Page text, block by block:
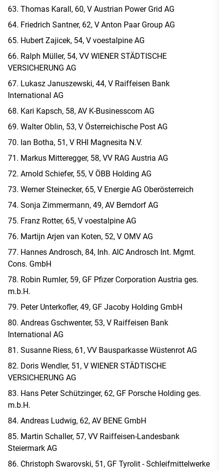
Thomas Karall, 60, V Austrian Power Grid AG
Friedrich Santner, 62, V Anton Paar Group AG
Hubert Zajicek, 54, V voestalpine AG
Ralph Müller, 54, VV WIENER STÄDTISCHE
VERSICHERUNG AG
Lukasz Januszewski, 44, V Raiffeisen Bank
International AG
Kari Kapsch, 58, AV K-Businesscom AG
Walter Oblin, 53, V Österreichische Post AG
Ian Botha, 51, V RHI Magnesita N.V.
Markus Mitteregger, 58, VV RAG Austria AG
Arnold Schiefer, 55, V ÖBB Holding AG
Werner Steinecker, 65, V Energie AG Oberösterreich
Sonja Zimmermann, 49, AV Berndorf AG
Franz Rotter, 65, V voestalpine AG
Martijn Arjen van Koten, 52, V OMV AG
Hannes Androsch, 84, Inh. AIC Androsch Int. Mgmt.
Cons. GmbH
Robin Rumler, 59, GF Pfizer Corporation Austria ges.
m.b.H.
Peter Unterkofler, 49, GF Jacoby Holding GmbH
Andreas Gschwenter, 53, V Raiffeisen Bank
International AG
Susanne Riess, 61, VV Bausparkasse Wüstenrot AG
Doris Wendler, 51, V WIENER STÄDTISCHE
VERSICHERUNG AG
Hans Peter Schützinger, 62, GF Porsche Holding ges.
m.b.H.
Andreas Ludwig, 62, AV BENE GmbH
Martin Schaller, 57, VV Raiffeisen-Landesbank
Steiermark AG
Christoph Swarovski, 51, GF Tyrolit - Schleifmittelwerke